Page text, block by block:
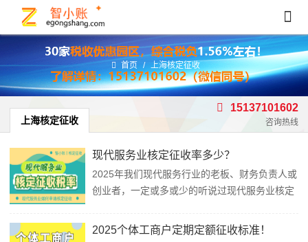
首页 / 上海核定征收
上海核定征收
15137101602
咨询热线
现代服务业核定征收率多少？
2025年我们现代服务行业的老板、财务负责人或
创业者，一定或多或少的听说过现代服务业核定
并不是很了解，最近智小账也是接到很多咨询
2025个体工商户定期定额征收标准！